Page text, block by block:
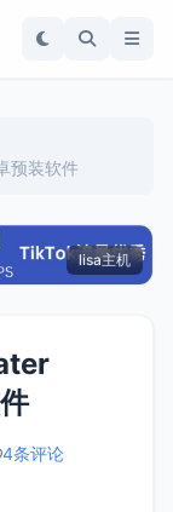
预装软件
lisa主机
4条评论